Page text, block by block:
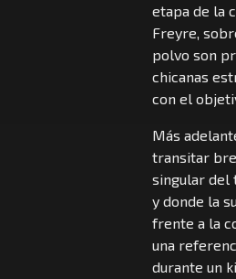
etapa de la
Freyre,
polvo son
chicanas
con el
Más
transitar
singular del
y donde la
frente a la
una
durante un